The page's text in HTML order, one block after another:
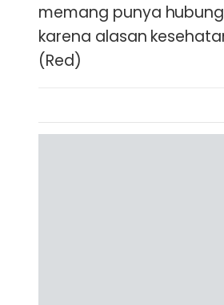
memang punya
karena alasan
(Red)